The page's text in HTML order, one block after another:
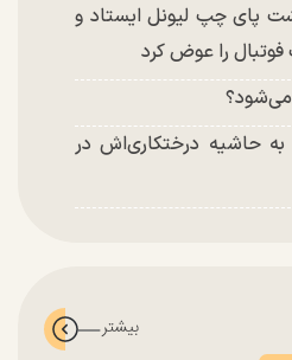
پای چپ لیونل ایستاد و
را عوض کرد
می‌شود؟
حاشیه درختکاری‌اش در